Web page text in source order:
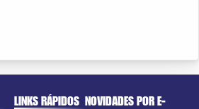
LINKS RÁPIDOS NOVIDADES POR E-